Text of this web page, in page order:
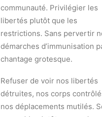
communauté. Privilégier les
libertés plutôt que les
restrictions. Sans pervertir
démarches d’immunisation
chantage grotesque.
Refuser de voir nos libertés
détruites, nos corps
nos déplacements mutilés.